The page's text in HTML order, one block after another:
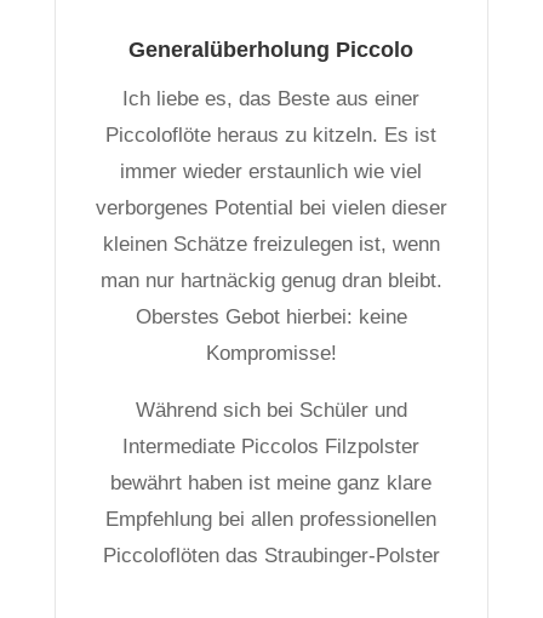
Generalüberholung Piccolo
Ich liebe es, das Beste aus einer
Piccoloflöte heraus zu kitzeln. Es ist
immer wieder erstaunlich wie viel
verborgenes Potential bei vielen dieser
kleinen Schätze freizulegen ist, wenn
man nur hartnäckig genug dran bleibt.
Oberstes Gebot hierbei: keine
Kompromisse!
Während sich bei Schüler und
Intermediate Piccolos Filzpolster
bewährt haben ist meine ganz klare
Empfehlung bei allen professionellen
Piccoloflöten das Straubinger-Polster